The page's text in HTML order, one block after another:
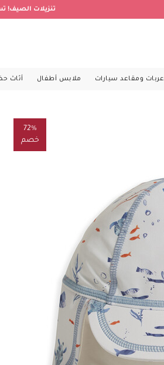
تنزيلات الصيف!
عربات ومقاعد سيارات ملابس أطفال أثاث
72%
خصم